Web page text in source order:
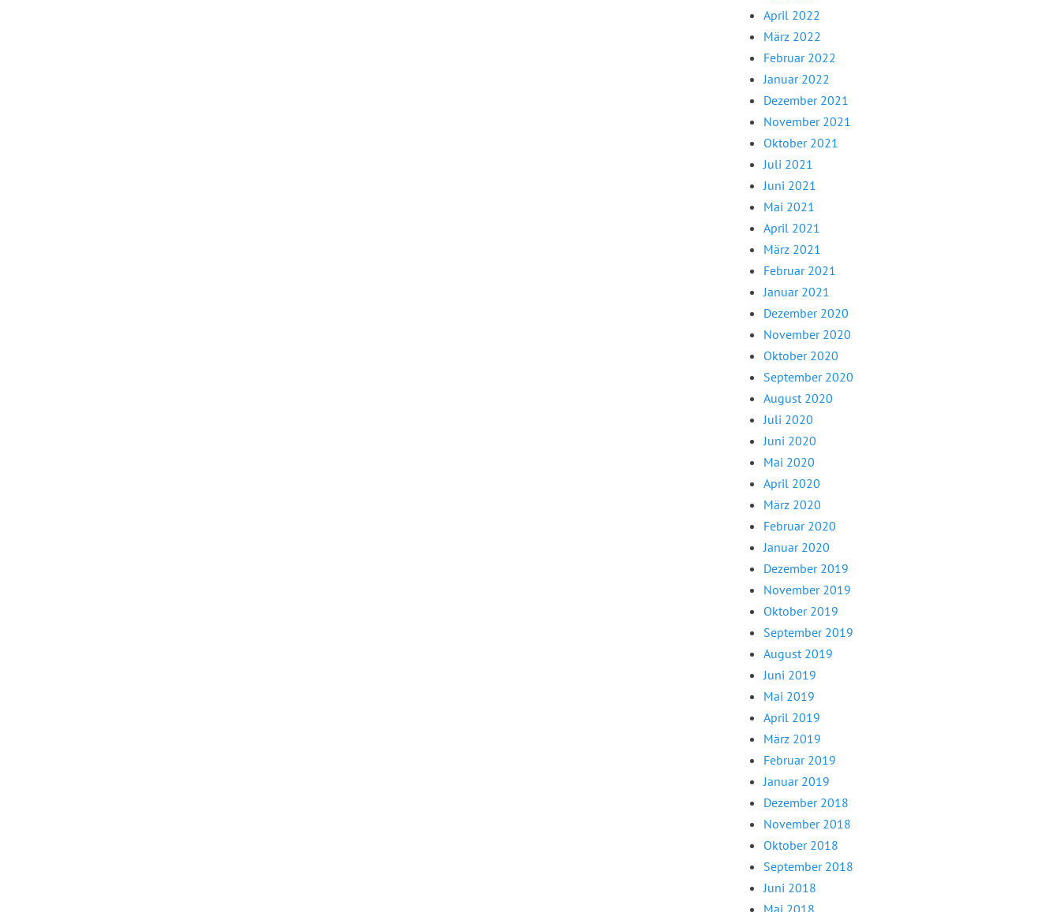
April 2022
März 2022
Februar 2022
Januar 2022
Dezember 2021
November 2021
Oktober 2021
Juli 2021
Juni 2021
Mai 2021
April 2021
März 2021
Februar 2021
Januar 2021
Dezember 2020
November 2020
Oktober 2020
September 2020
August 2020
Juli 2020
Juni 2020
Mai 2020
April 2020
März 2020
Februar 2020
Januar 2020
Dezember 2019
November 2019
Oktober 2019
September 2019
August 2019
Juni 2019
Mai 2019
April 2019
März 2019
Februar 2019
Januar 2019
Dezember 2018
November 2018
Oktober 2018
September 2018
Juni 2018